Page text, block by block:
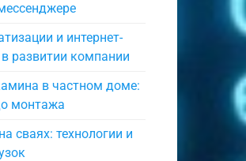
и интернет-
развитии компании
в частном доме:
монтажа
сваях: технологии и